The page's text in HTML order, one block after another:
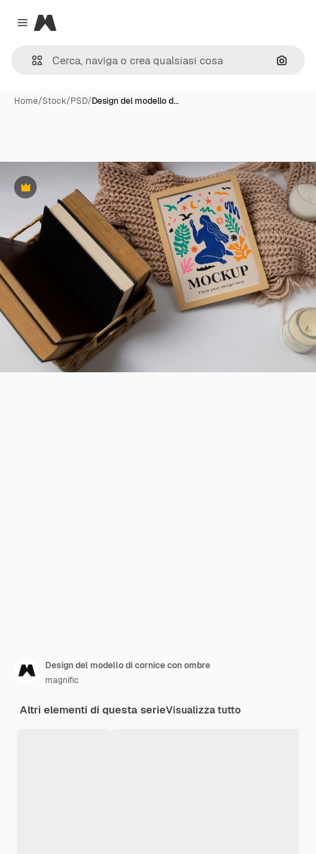
Close menu
Magnific
Cerca
Home/Stock/PSD/Design del modello d…
Premium
Design del modello di cornice con ombre
magnific
Altri elementi di questa serieVisualizza tutto